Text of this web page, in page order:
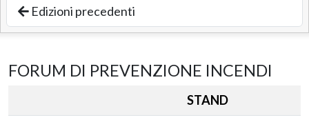
Edizioni precedenti
FORUM DI PREVENZIONE INCENDI
STAND